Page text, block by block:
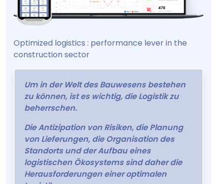
Optimized logistics : performance lever in the
construction sector
Um in der Welt des Bauwesens bestehen
zu können, ist es wichtig, die Logistik zu
beherrschen.
Die Antizipation von Risiken, die Planung
von Lieferungen, die Organisation des
Standorts und der Aufbau eines
logistischen Ökosystems sind daher die
Herausforderungen einer optimalen